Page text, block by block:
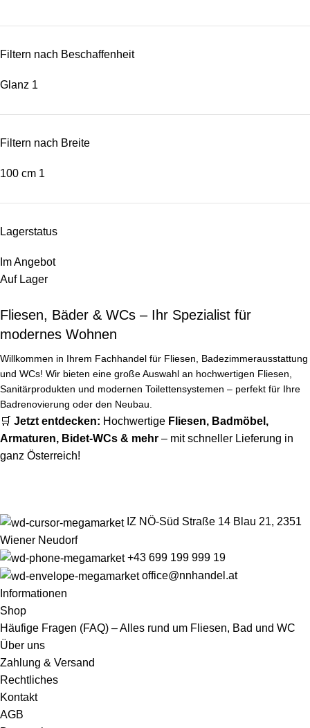
Filtern nach Beschaffenheit
Glanz 1
Filtern nach Breite
100 cm 1
Lagerstatus
Im Angebot
Auf Lager
Fliesen, Bäder & WCs – Ihr Spezialist für
modernes Wohnen
Willkommen in Ihrem Fachhandel für Fliesen, Badezimmerausstattung
und WCs! Wir bieten eine große Auswahl an hochwertigen Fliesen,
Sanitärprodukten und modernen Toilettensystemen – perfekt für Ihre
Badrenovierung oder den Neubau.
🛒 Jetzt entdecken: Hochwertige Fliesen, Badmöbel ,
Armaturen, Bidet-WCs & mehr – mit schneller Lieferung in
ganz Österreich!
IZ NÖ-Süd Straße 14 Blau 21, 2351
Wiener Neudorf
+43 699 199 999 19
office@nnhandel.at
Informationen
Shop
Häufige Fragen (FAQ) – Alles rund um Fliesen, Bad und WC
Über uns
Zahlung & Versand
Rechtliches
Kontakt
AGB